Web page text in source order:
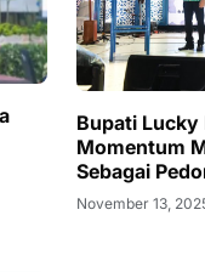
Bupati Lucky
Momentum
Sebagai
November 13,